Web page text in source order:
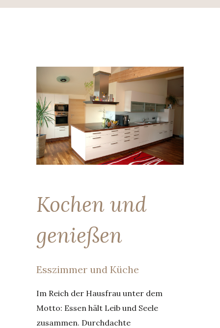
Kochen und
genießen
Esszimmer und Küche
Im Reich der Hausfrau unter dem
Motto: Essen hält Leib und Seele
zusammen. Durchdachte